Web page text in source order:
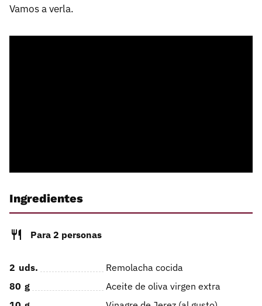
Vamos a verla.
Ingredientes
Para 2 personas
2 uds.
Remolacha cocida
80 g
Aceite de oliva virgen extra